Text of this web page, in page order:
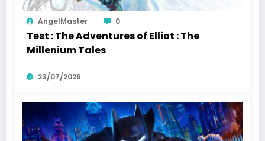
AngelMaster 0
Test : The Adventures of Elliot : The
Millenium Tales
23/07/2026